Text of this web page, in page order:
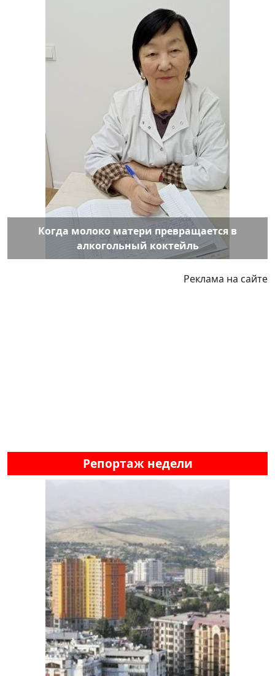
Когда молоко матери превращается в
алкогольный коктейль
Реклама на сайте
Репортаж недели